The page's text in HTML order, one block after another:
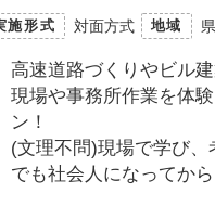
施形式 対面方式 地域
高速道路づくりやビル
現場や事務所作業を体
ン！
(文理不問)現場で学び
でも社会人になってか